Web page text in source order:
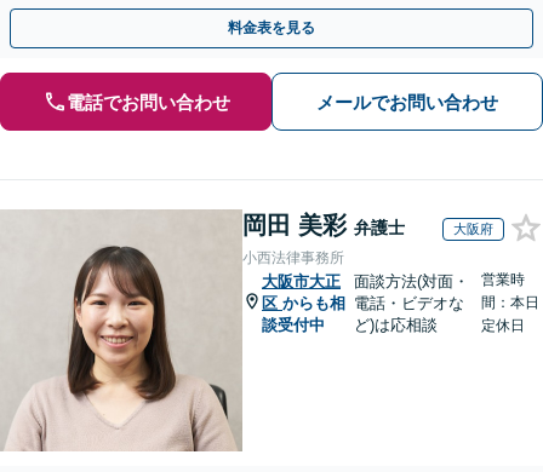
お任せ！【出張サポート】【完全個室】【丸太町駅6分】
料金表を見る
電話でお問い合わせ メールでお問い合わせ
岡田 美彩 弁護士 大阪府
小西法律事務所
大阪市大正
区 からも相
談受付中
面談方法(対面・
電話・ビデオな
ど)は応相談
営業時
間：本日
定休日